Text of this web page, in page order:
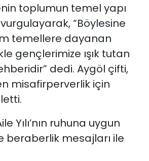
toplumun temel yapı
“Böylesine
temellere dayanan
gençlerimize ışık tutan
dedi. Aygöl çifti,
misafirperverlik için
Yılı’nın ruhuna uygun
beraberlik mesajları ile